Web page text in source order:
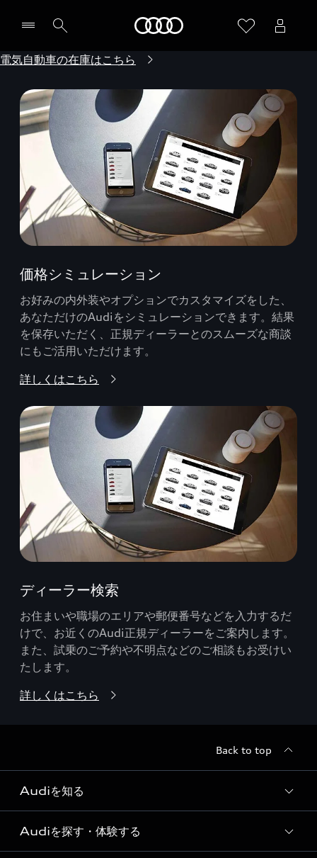
電気自動車の在庫はこちら
価格シミュレーション
お好みの内外装やオプションでカスタマイズをした、
あなただけのAudiをシミュレーションできます。結果
を保存いただく、正規ディーラーとのスムーズな商談
にもご活用いただけます。
詳しくはこちら
ディーラー検索
お住まいや職場のエリアや郵便番号などを入力するだ
けで、お近くのAudi正規ディーラーをご案内します。
また、試乗のご予約や不明点などのご相談もお受けい
たします。
詳しくはこちら
Back to top
Audiを知る
Audi ブランド
Audiを探す・体験する